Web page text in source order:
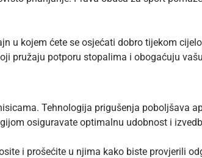
u kojem ćete se osjećati dobro tijekom
pružaju potporu stopalima i obogaćuju
Tehnologija prigušenja poboljšava
osiguravate optimalnu udobnost i
i prošećite u njima kako biste provjerili